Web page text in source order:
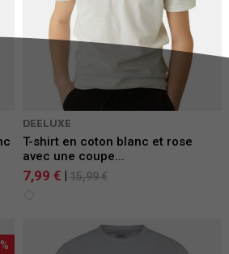
DEELUXE
T-shirt en coton blanc et rose
avec une coupe...
7,99 € 15,99 €